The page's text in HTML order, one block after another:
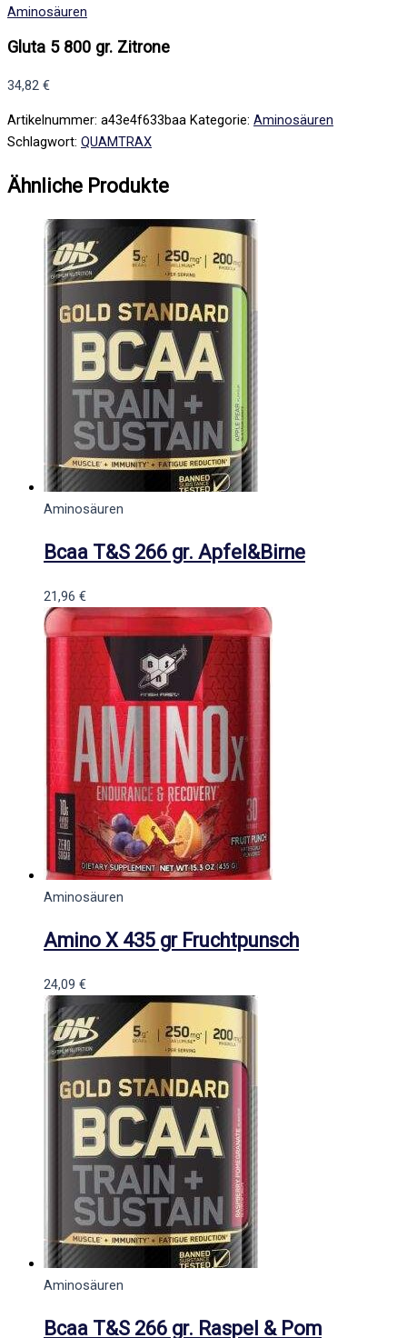
Aminosäuren
Gluta 5 800 gr. Zitrone
34,82 €
Artikelnummer: a43e4f633baa Kategorie: Aminosäuren
Schlagwort: QUAMTRAX
Ähnliche Produkte
Aminosäuren
Bcaa T&S 266 gr. Apfel&Birne
21,96 €
Aminosäuren
Amino X 435 gr Fruchtpunsch
24,09 €
Aminosäuren
Bcaa T&S 266 gr. Raspel & Pom